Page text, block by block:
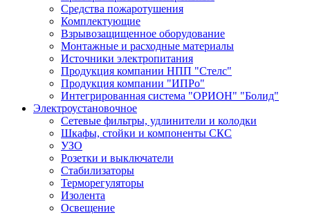
Средства пожаротушения
Комплектующие
Взрывозащищенное оборудование
Монтажные и расходные материалы
Источники электропитания
Продукция компании НПП "Стелс"
Продукция компании "ИПРо"
Интегрированная система "ОРИОН" "Болид"
Электроустановочное
Сетевые фильтры, удлинители и колодки
Шкафы, стойки и компоненты СКС
УЗО
Розетки и выключатели
Стабилизаторы
Терморегуляторы
Изолента
Освещение